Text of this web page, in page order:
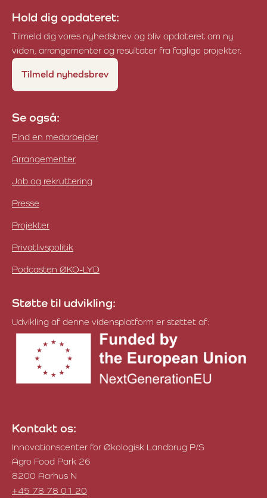
Hold dig opdateret:
Tilmeld dig vores nyhedsbrev og bliv opdateret om ny
viden, arrangementer og resultater fra faglige projekter.
Tilmeld nyhedsbrev
Se også:
Find en medarbejder
Arrangementer
Job og rekruttering
Presse
Projekter
Privatlivspolitik
Podcasten ØKO-LYD
Støtte til udvikling:
Udvikling af denne vidensplatform er støttet af:
Kontakt os:
Innovationscenter for Økologisk Landbrug P/S
Agro Food Park 26
8200 Aarhus N
+45 78 78 01 20